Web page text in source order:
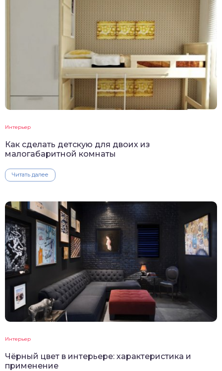
Интерьер
Как сделать детскую для двоих из
малогабаритной комнаты
Читать далее
Интерьер
Чёрный цвет в интерьере: характеристика и
применение